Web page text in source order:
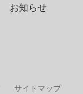
お知らせ
サイトマップ